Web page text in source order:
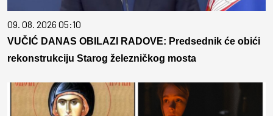
09. 08. 2026 05:10
VUČIĆ DANAS OBILAZI RADOVE: Predsednik će obići
rekonstrukciju Starog železničkog mosta